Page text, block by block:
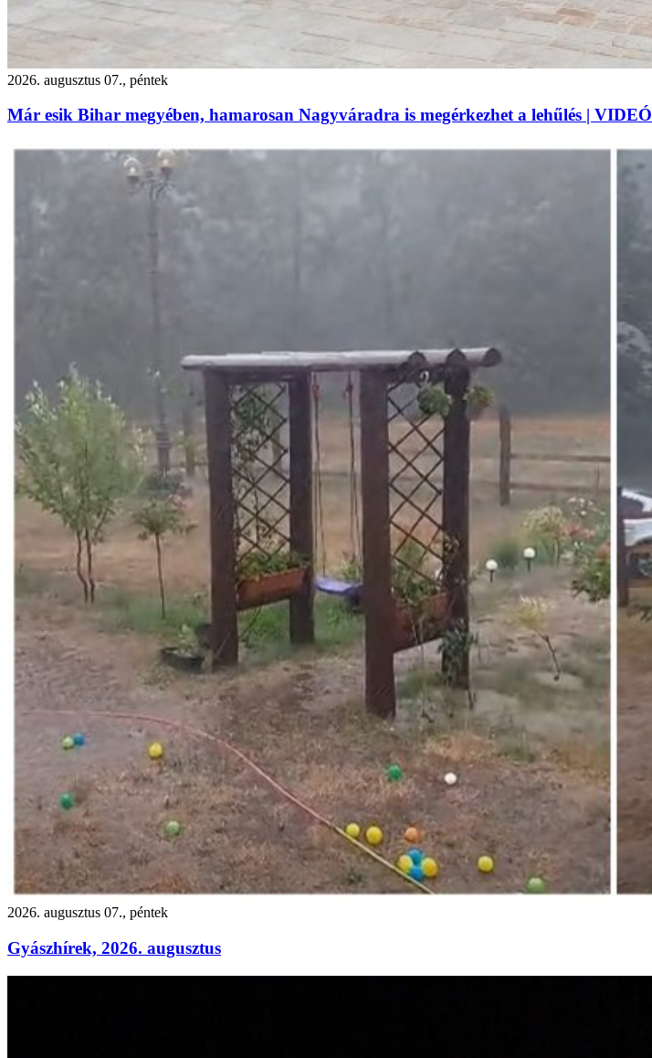
2026. augusztus 07., péntek
Már esik Bihar megyében, hamarosan Nagyváradra is megérkezhet a lehűlés | VIDEÓ
2026. augusztus 07., péntek
Gyászhírek, 2026. augusztus